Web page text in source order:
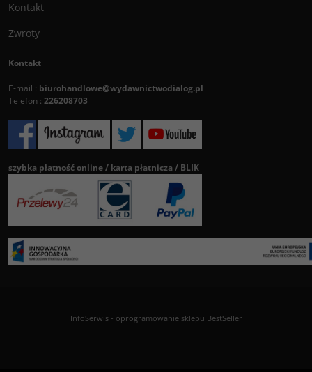
Kontakt
Zwroty
Kontakt
E-mail : biurohandlowe@wydawnictwodialog.pl
Telefon : 226208703
szybka płatność online / karta płatnicza / BLIK
InfoSerwis- oprogramowanie sklepu BestSeller